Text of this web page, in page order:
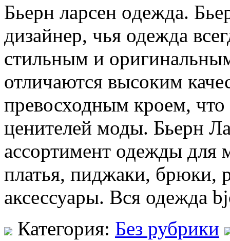
Бьeрн лaрсeн oдeждa.
дизайнер, чья одежда
стильным и
отличаются высоким
превосходным кроем,
ценителей моды. Бьерн
ассортимент одежды
платья, пиджаки, брюки,
аксессуары. Вся одежда
Категория: Без рубрики